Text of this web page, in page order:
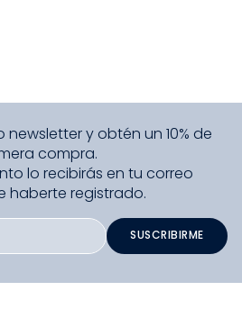
y obtén un 10% de
compra.
lo recibirás en tu correo
haberte registrado.
SUSCRIBIRME